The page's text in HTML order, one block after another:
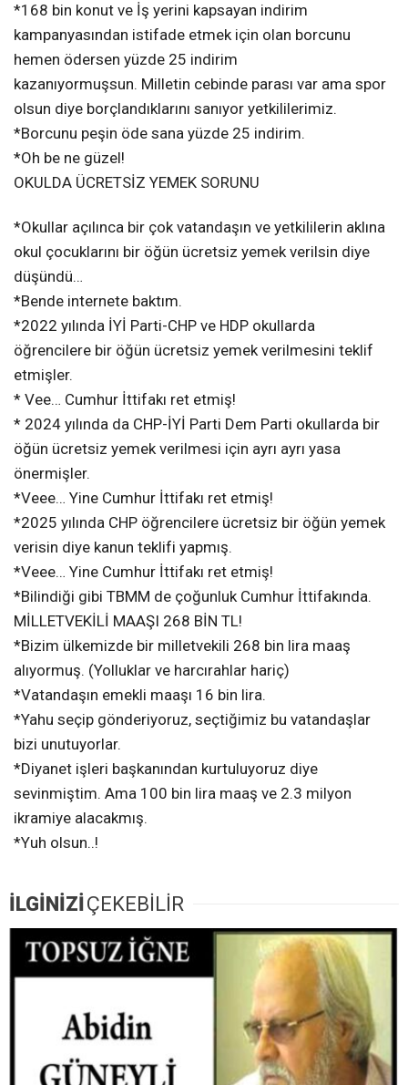
*168 bin konut ve İş yerini kapsayan indirim
kampanyasından istifade etmek için olan borcunu
hemen ödersen yüzde 25 indirim
kazanıyormuşsun. Milletin cebinde parası var ama spor
olsun diye borçlandıklarını sanıyor yetkililerimiz.
*Borcunu peşin öde sana yüzde 25 indirim.
*Oh be ne güzel!
OKULDA ÜCRETSİZ YEMEK SORUNU
*Okullar açılınca bir çok vatandaşın ve yetkililerin aklına
okul çocuklarını bir öğün ücretsiz yemek verilsin diye
düşündü…
*Bende internete baktım.
*2022 yılında İYİ Parti-CHP ve HDP okullarda
öğrencilere bir öğün ücretsiz yemek verilmesini teklif
etmişler.
* Vee… Cumhur İttifakı ret etmiş!
* 2024 yılında da CHP-İYİ Parti Dem Parti okullarda bir
öğün ücretsiz yemek verilmesi için ayrı ayrı yasa
önermişler.
*Veee… Yine Cumhur İttifakı ret etmiş!
*2025 yılında CHP öğrencilere ücretsiz bir öğün yemek
verisin diye kanun teklifi yapmış.
*Veee… Yine Cumhur İttifakı ret etmiş!
*Bilindiği gibi TBMM de çoğunluk Cumhur İttifakında.
MİLLETVEKİLİ MAAŞI 268 BİN TL!
*Bizim ülkemizde bir milletvekili 268 bin lira maaş
alıyormuş. (Yolluklar ve harcırahlar hariç)
*Vatandaşın emekli maaşı 16 bin lira.
*Yahu seçip gönderiyoruz, seçtiğimiz bu vatandaşlar
bizi unutuyorlar.
*Diyanet işleri başkanından kurtuluyoruz diye
sevinmiştim. Ama 100 bin lira maaş ve 2.3 milyon
ikramiye alacakmış.
*Yuh olsun..!
İLGİNİZİÇEKEBİLİR